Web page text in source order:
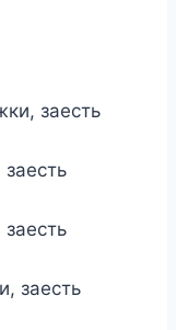
заесть
заесть